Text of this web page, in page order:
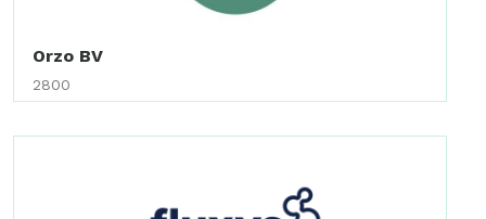
Orzo BV
2800